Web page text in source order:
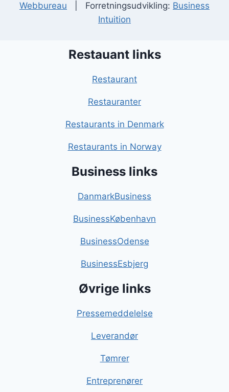
Webbureau | Forretningsudvikling: Business
Intuition
Restauant links
Restaurant
Restauranter
Restaurants in Denmark
Restaurants in Norway
Business links
DanmarkBusiness
BusinessKøbenhavn
BusinessOdense
BusinessEsbjerg
Øvrige links
Pressemeddelelse
Leverandør
Tømrer
Entreprenører